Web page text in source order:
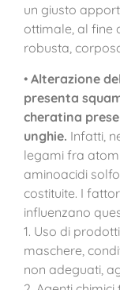
un giusto
ottimale, al fine
robusta,
• Alterazione
presenta
cheratina p
unghie. Infatti,
legami fra
aminoacidi
costituite. I
influenzano
1. Uso di
maschere,
non adeguati,